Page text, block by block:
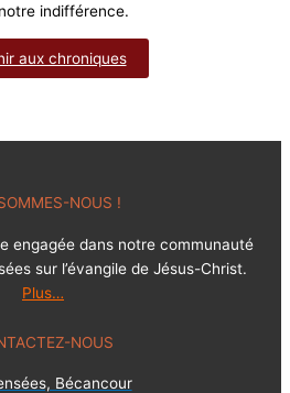
indifférence.
aux chroniques
NOUS !
engagée dans notre communauté
sur l’évangile de Jésus-Christ.
Plus…
NOUS
Bécancour